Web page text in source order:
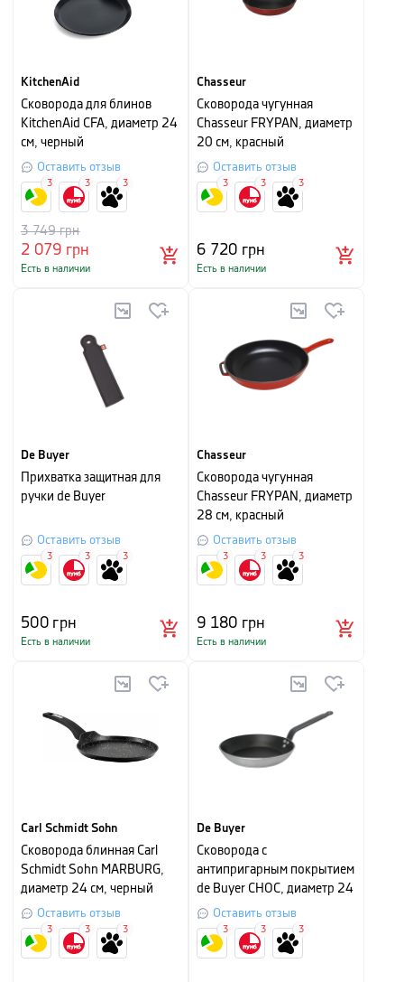
KitchenAid
Сковорода для блинов
KitchenAid CFA, диаметр 24
см, черный
Оставить отзыв
2 079 грн
3 749грн
Есть в наличии
3 3 3
Chasseur
Сковорода чугунная
Chasseur FRYPAN, диаметр
20 см, красный
Оставить отзыв
6 720 грн
Есть в наличии
3 3 3
De Buyer
Прихватка защитная для
ручки de Buyer
Оставить отзыв
500грн
Есть в наличии
3 3 3
Chasseur
Сковорода чугунная
Chasseur FRYPAN, диаметр
28 см, красный
Оставить отзыв
9 180 грн
Есть в наличии
3 3 3
Carl Schmidt Sohn
Сковорода блинная Carl
Schmidt Sohn MARBURG,
диаметр 24 см, черный
Оставить отзыв
3 3 3
De Buyer
Сковорода с
антипригарным покрытием
de Buyer CHOC, диаметр 24
см, серебристо-черная
Оставить отзыв
3 3 3